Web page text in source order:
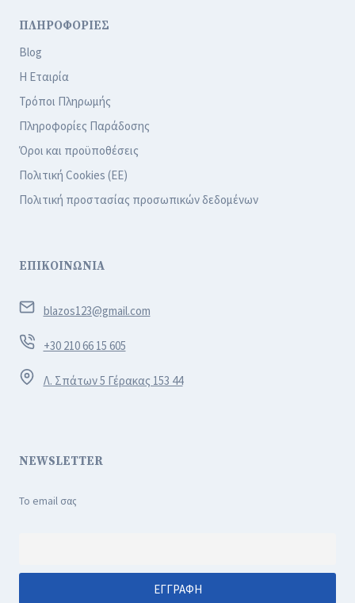
ΠΛΗΡΟΦΟΡΙΕΣ
Blog
Η Εταιρία
Τρόποι Πληρωμής
Πληροφορίες Παράδοσης
Όροι και προϋποθέσεις
Πολιτική Cookies (ΕΕ)
Πολιτική προστασίας προσωπικών δεδομένων
ΕΠΙΚΟΙΝΩΝΙΑ
blazos123@gmail.com
+30 210 66 15 605
Λ. Σπάτων 5 Γέρακας 153 44
NEWSLETTER
Το email σας